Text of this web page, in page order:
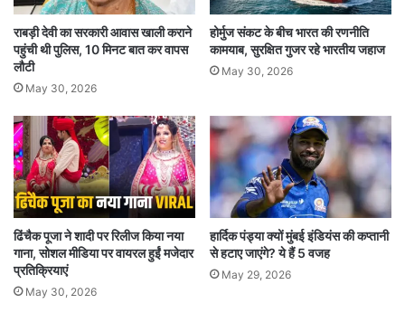
राबड़ी देवी का सरकारी आवास खाली कराने
पहुंची थी पुलिस, 10 मिनट बात कर वापस
लौटी
May 30, 2026
होर्मुज संकट के बीच भारत की रणनीति
कामयाब, सुरक्षित गुजर रहे भारतीय जहाज
May 30, 2026
ढिंचैक पूजा ने शादी पर रिलीज किया नया
गाना, सोशल मीडिया पर वायरल हुईं मजेदार
प्रतिक्रियाएं
May 30, 2026
हार्दिक पंड्या क्यों मुंबई इंडियंस की कप्तानी
से हटाए जाएंगे? ये हैं 5 वजह
May 29, 2026